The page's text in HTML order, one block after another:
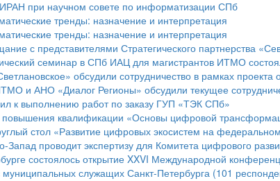
при научном совете по информатизации СПб
тренды: назначение и интерпретация
тренды: назначение и интерпретация
с представителями Стратегического партнерства
семинар в СПб ИАЦ для магистрантов ИТМО
обсудили сотрудничество в рамках
и АНО «Диалог Регионы» обсудили текущее
к выполнению работ по заказу ГУП «ТЭК СПб»
повышения квалификации «Основы цифровой
стол «Развитие цифровых экосистем на
проводит экспертизу для Комитета цифрового
состоялось открытие XXVI Международной
служащих Санкт-Петербурга (101